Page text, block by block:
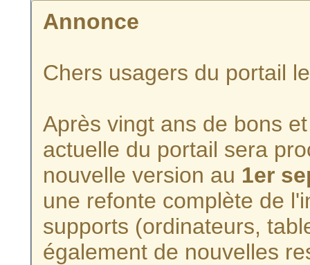
Annonce
Chers usagers du portail
Après vingt ans de bons
actuelle du portail sera
nouvelle version au 1er
une refonte complète de
supports (ordinateurs,
également de nouvelles